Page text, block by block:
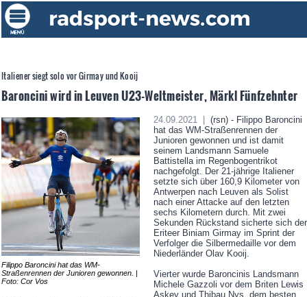
Italiener siegt solo vor Girmay und Kooij
Baroncini wird in Leuven U23-Weltmeister, Märkl Fünfzehnter
Filippo Baroncini hat das WM-
Straßenrennen der Junioren gewonnen. |
Foto: Cor Vos
24.09.2021 |
(rsn) - Filippo Baroncini
hat das WM-Straßenrennen der
Junioren gewonnen und ist damit
seinem Landsmann Samuele
Battistella im Regenbogentrikot
nachgefolgt. Der 21-jährige Italiener
setzte sich über 160,9 Kilometer von
Antwerpen nach Leuven als Solist
nach einer Attacke auf den letzten
sechs Kilometern durch. Mit zwei
Sekunden Rückstand sicherte sich der
Eriteer Biniam Girmay im Sprint der
Verfolger die Silbermedaille vor dem
Niederländer Olav Kooij.
Vierter wurde Baroncinis Landsmann
Michele Gazzoli vor dem Briten Lewis
Askey und Thibau Nys, dem besten